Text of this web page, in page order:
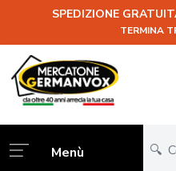
SPEDIZIONE
TERMINA
Salta al contenuto
Menù